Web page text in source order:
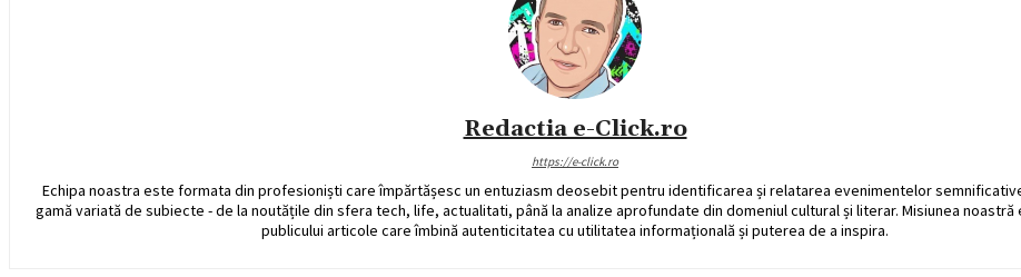
Redactia e-Click.ro
https://e-click.ro
Echipa noastra este formata din profesioniști care împărtășesc un entuziasm deosebit pentru identificarea și relatarea evenimentelor
gamă variată de subiecte - de la noutățile din sfera tech, life, actualitati, până la analize aprofundate din domeniul cultural și literar. Misiunea
publicului articole care îmbină autenticitatea cu utilitatea informațională și puterea de a inspira.